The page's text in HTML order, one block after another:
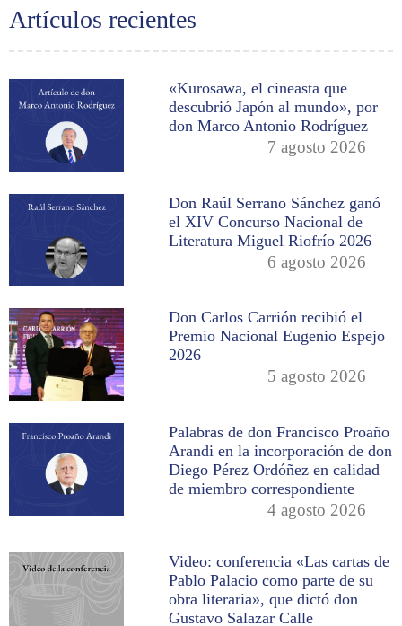
Artículos recientes
«Kurosawa, el cineasta que
descubrió Japón al mundo», por
don Marco Antonio Rodríguez
7 agosto 2026
Don Raúl Serrano Sánchez ganó
el XIV Concurso Nacional de
Literatura Miguel Riofrío 2026
6 agosto 2026
Don Carlos Carrión recibió el
Premio Nacional Eugenio Espejo
2026
5 agosto 2026
Palabras de don Francisco Proaño
Arandi en la incorporación de don
Diego Pérez Ordóñez en calidad
de miembro correspondiente
4 agosto 2026
Video: conferencia «Las cartas de
Pablo Palacio como parte de su
obra literaria», que dictó don
Gustavo Salazar Calle